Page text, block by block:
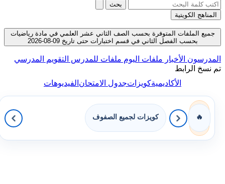
بحث
المناهج الكويتية
جميع الملفات المتوفرة بحسب الصف الثاني عشر العلمي في مادة رياضيات
بحسب الفصل الثاني في قسم اختبارات حتى تاريخ 09-08-2026
المدرسون الأخبار ملفات اليوم ملفات للمدرس التقويم المدرسي
تم نسخ الرابط
الأكاديميةكويزاتجدول الامتحانالفيديوهات
🔥 كويزات لجميع الصفوف